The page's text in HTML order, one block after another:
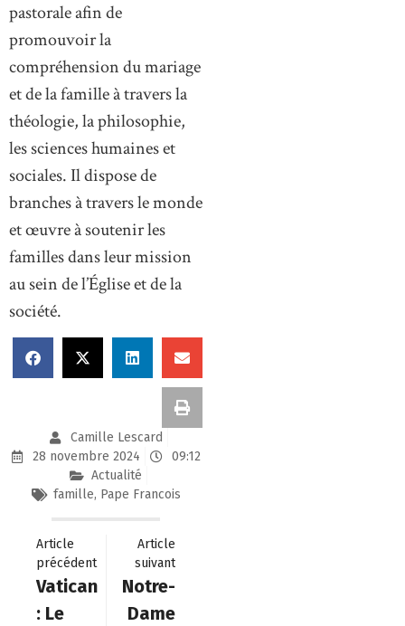
pastorale afin de
promouvoir la
compréhension du mariage
et de la famille à travers la
théologie, la philosophie,
les sciences humaines et
sociales. Il dispose de
branches à travers le monde
et œuvre à soutenir les
familles dans leur mission
au sein de l’Église et de la
société.
Camille Lescard
28 novembre 2024
09:12
Actualité
famille, Pape Francois
Article
précédent
Vatican
: Le
Article
suivant
Notre-
Dame